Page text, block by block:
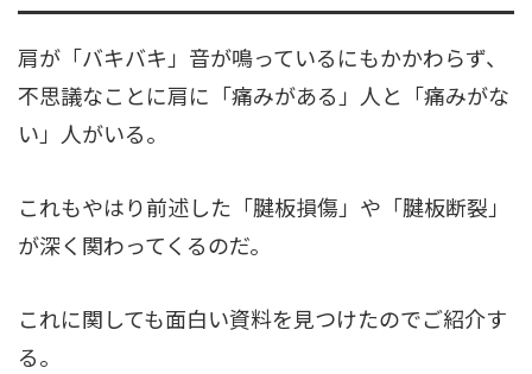
肩が「バキバキ」音が鳴っているにもかかわらず、
不思議なことに肩に「痛みがある」人と「痛みがな
い」人がいる。
これもやはり前述した「腱板損傷」や「腱板断裂」
が深く関わってくるのだ。
これに関しても面白い資料を見つけたのでご紹介す
る。